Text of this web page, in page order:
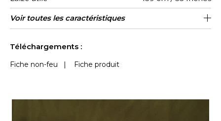
Raccord Raccord droit
Test
Martindale
40000
Usage
martindale
Siège à usage intensif : >40,000 cycles
(Martindale) et/ou >30,000 doubles rubs
Wyzenbeek 45000
Poids g/m² 602
Performance
Accoustique
aw - 0.15
Usage
Entretien
Pays
d'origine
Italie
Rapport
Vertical
2 cm / 1 Inches
Caractéristiques
Outdoor
Voir toutes les caractéristiques
Téléchargements :
Fiche non-feu | Fiche produit